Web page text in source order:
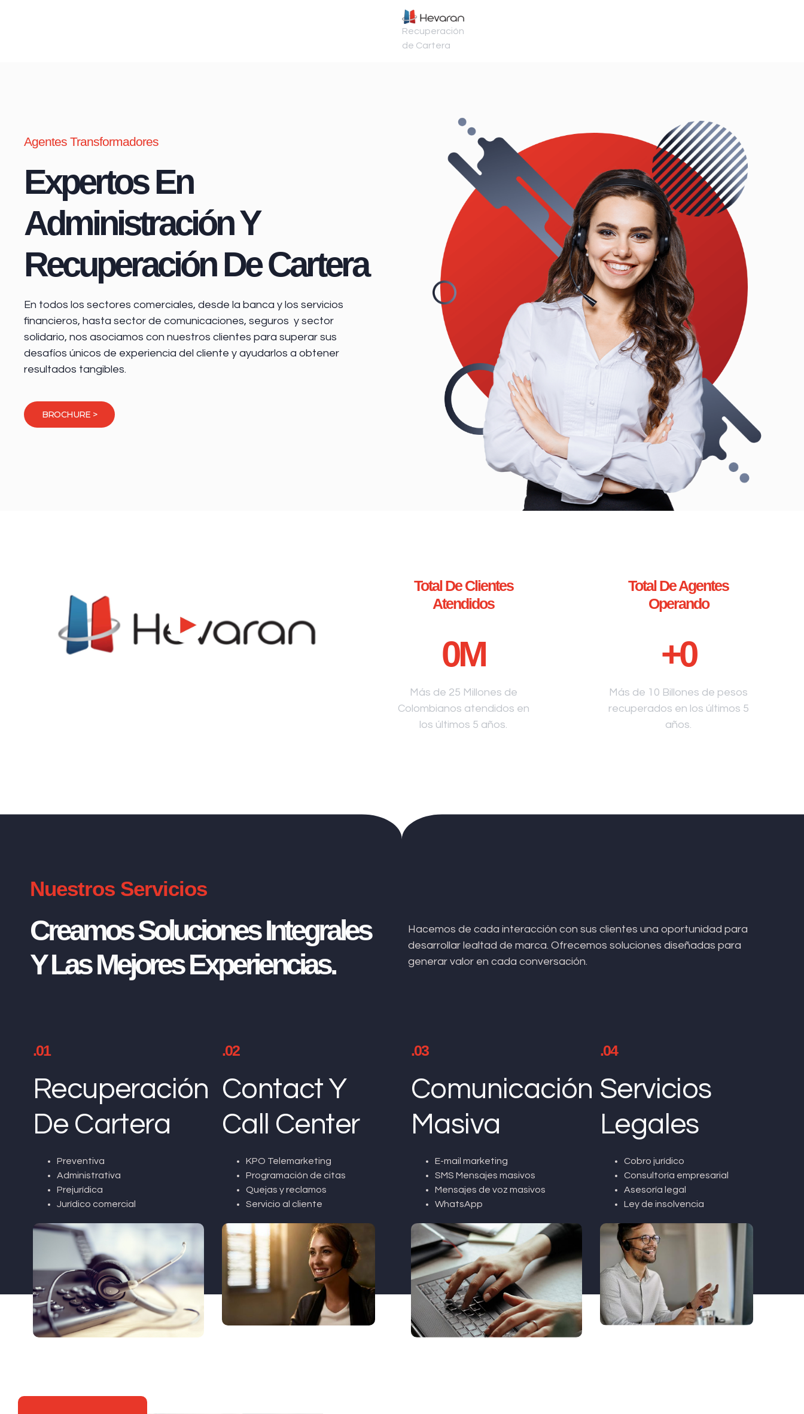
Recuperación
de Cartera
Agentes Transformadores
Expertos En
Administración Y
Recuperación De Cartera
En todos los sectores comerciales, desde la banca y los servicios
financieros, hasta sector de comunicaciones, seguros y sector
solidario, nos asociamos con nuestros clientes para superar sus
desafíos únicos de experiencia del cliente y ayudarlos a obtener
resultados tangibles.
BROCHURE >
Total De Clientes
Atendidos
0M
Más de 25 Millones de
Colombianos atendidos en
los últimos 5 años.
Total De Agentes
Operando
+0
Más de 10 Billones de pesos
recuperados en los últimos 5
años.
Nuestros Servicios
Creamos Soluciones Integrales
Y Las Mejores Experiencias.
Hacemos de cada interacción con sus clientes una oportunidad para
desarrollar lealtad de marca. Ofrecemos soluciones diseñadas para
generar valor en cada conversación.
.01
Recuperación
De Cartera
Preventiva
Administrativa
Prejurídica
Jurídico comercial
.02
Contact Y
Call Center
KPO Telemarketing
Programación de citas
Quejas y reclamos
Servicio al cliente
.03
Comunicación
Masiva
E-mail marketing
SMS Mensajes masivos
Mensajes de voz masivos
WhatsApp
.04
Servicios
Legales
Cobro jurídico
Consultoría empresarial
Asesoría legal
Ley de insolvencia